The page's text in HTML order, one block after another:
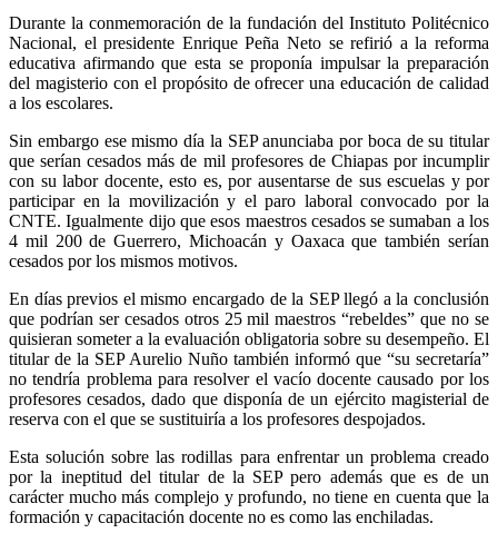
Durante la conmemoración de la fundación del Instituto Politécnico
Nacional, el presidente Enrique Peña Neto se refirió a la reforma
educativa afirmando que esta se proponía impulsar la preparación
del magisterio con el propósito de ofrecer una educación de calidad
a los escolares.
Sin embargo ese mismo día la SEP anunciaba por boca de su titular
que serían cesados más de mil profesores de Chiapas por incumplir
con su labor docente, esto es, por ausentarse de sus escuelas y por
participar en la movilización y el paro laboral convocado por la
CNTE. Igualmente dijo que esos maestros cesados se sumaban a los
4 mil 200 de Guerrero, Michoacán y Oaxaca que también serían
cesados por los mismos motivos.
En días previos el mismo encargado de la SEP llegó a la conclusión
que podrían ser cesados otros 25 mil maestros “rebeldes” que no se
quisieran someter a la evaluación obligatoria sobre su desempeño. El
titular de la SEP Aurelio Nuño también informó que “su secretaría”
no tendría problema para resolver el vacío docente causado por los
profesores cesados, dado que disponía de un ejército magisterial de
reserva con el que se sustituiría a los profesores despojados.
Esta solución sobre las rodillas para enfrentar un problema creado
por la ineptitud del titular de la SEP pero además que es de un
carácter mucho más complejo y profundo, no tiene en cuenta que la
formación y capacitación docente no es como las enchiladas.